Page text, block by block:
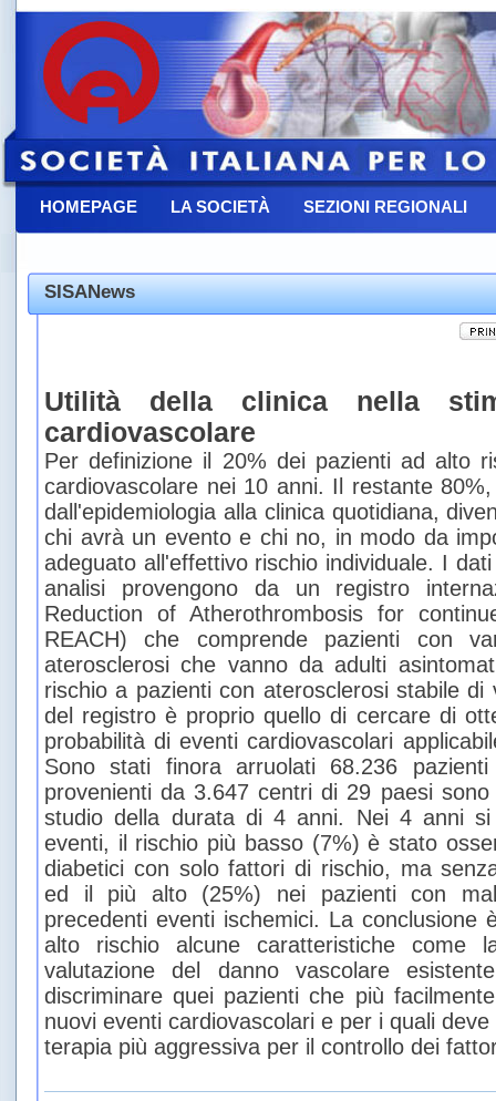
HOMEPAGE LA SOCIETÀ SEZIONI REGIONALI
SISANews
Utilità della clinica nella
cardiovascolare
Per definizione il 20% dei pazienti ad alto
cardiovascolare nei 10 anni. Il restante
dall'epidemiologia alla clinica quotidiana,
chi avrà un evento e chi no, in modo da
adeguato all'effettivo rischio individuale. I
analisi provengono da un registro
Reduction of Atherothrombosis for
REACH) che comprende pazienti con
aterosclerosi che vanno da adulti
rischio a pazienti con aterosclerosi stabile
del registro è proprio quello di cercare di
probabilità di eventi cardiovascolari
Sono stati finora arruolati 68.236
provenienti da 3.647 centri di 29 paesi
studio della durata di 4 anni. Nei 4 anni
eventi, il rischio più basso (7%) è stato
diabetici con solo fattori di rischio, ma
ed il più alto (25%) nei pazienti con
precedenti eventi ischemici. La conclusione
alto rischio alcune caratteristiche come
valutazione del danno vascolare
discriminare quei pazienti che più
nuovi eventi cardiovascolari e per i quali
terapia più aggressiva per il controllo dei